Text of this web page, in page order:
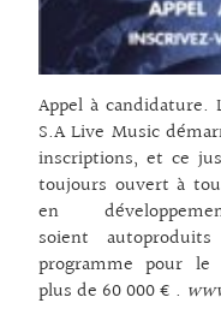
Appel à candidature.
S.A Live Music
inscriptions, et ce
toujours ouvert à
en
soient
programme pour
plus de 60 000 € .